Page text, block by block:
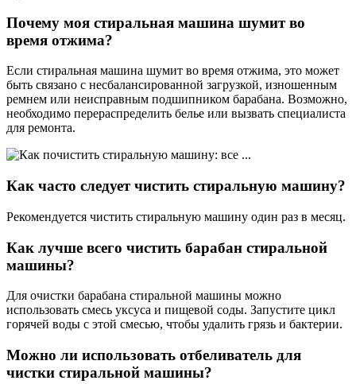
Почему моя стиральная машина шумит во
время отжима?
Если стиральная машина шумит во время отжима, это может
быть связано с несбалансированной загрузкой, изношенным
ремнем или неисправным подшипником барабана. Возможно,
необходимо перераспределить белье или вызвать специалиста
для ремонта.
Как часто следует чистить стиральную машину?
Рекомендуется чистить стиральную машину один раз в месяц.
Как лучше всего чистить барабан стиральной
машины?
Для очистки барабана стиральной машины можно
использовать смесь уксуса и пищевой соды. Запустите цикл
горячей воды с этой смесью, чтобы удалить грязь и бактерии.
Можно ли использовать отбеливатель для
чистки стиральной машины?